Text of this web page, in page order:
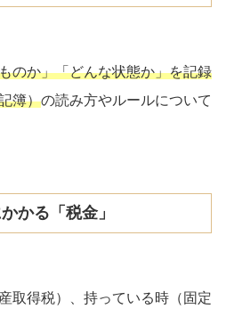
のか」「どんな状態か」を記録
簿）の読み方やルールについて
かる「税金」
取得税）、持っている時（固定